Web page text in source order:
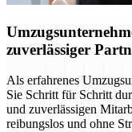
zuverlässiger
Als erfahrenes
Sie Schritt für Schritt
und zuverlässigen
reibungslos und ohne